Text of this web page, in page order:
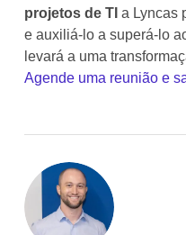
projetos de TI a Lyncas
e auxiliá-lo a superá-lo
levará a uma
Agende uma reunião e